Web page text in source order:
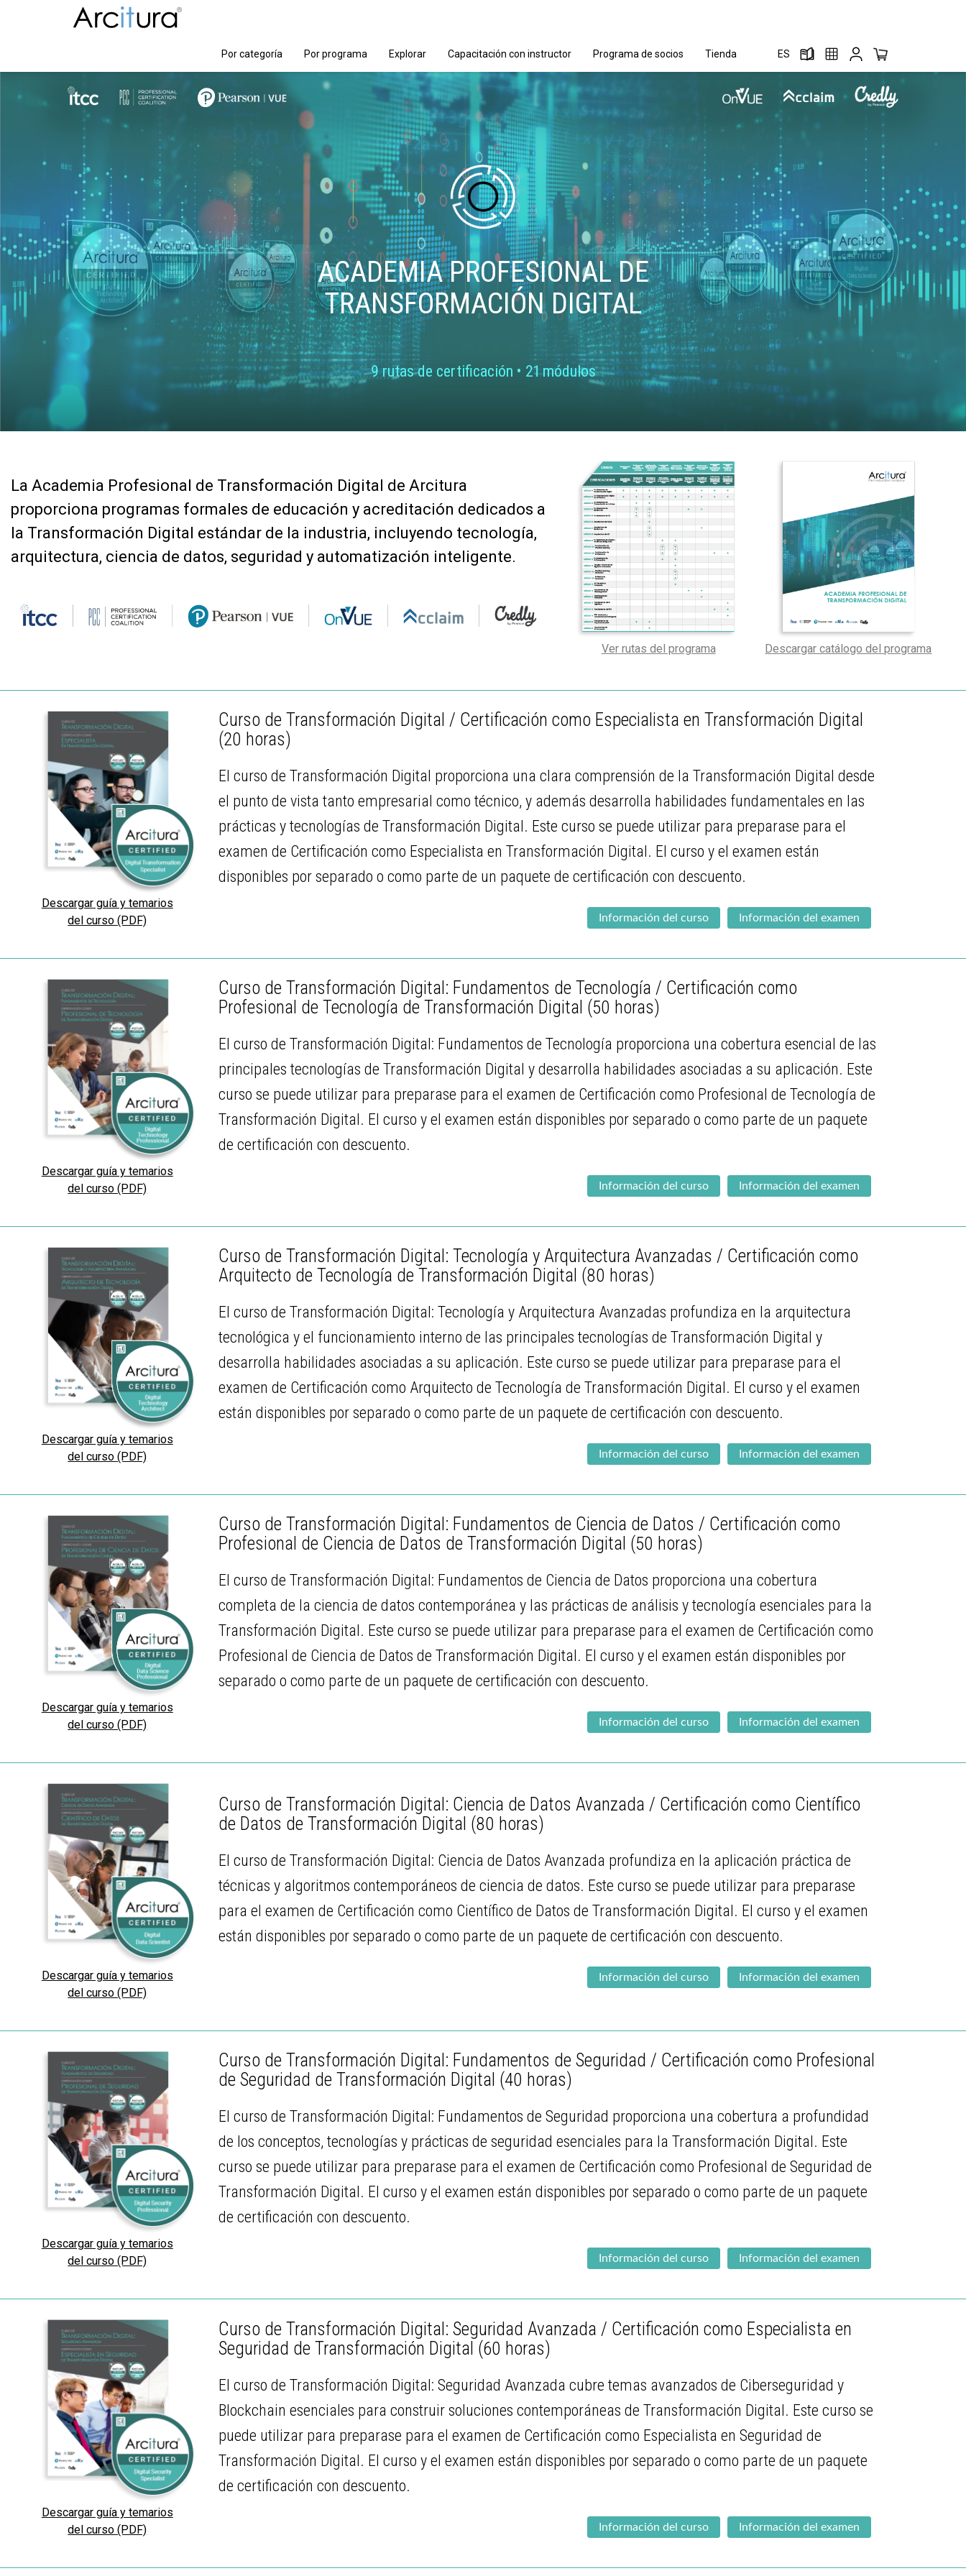
Por categoría Por programa Explorar Capacitación con instructor Programa de socios Tienda ES
ACADEMIA PROFESIONAL DE
TRANSFORMACIÓN DIGITAL
9 rutas de certificación • 21 módulos
La Academia Profesional de Transformación Digital de Arcitura
proporciona programas formales de educación y acreditación dedicados a
la Transformación Digital estándar de la industria, incluyendo tecnología,
arquitectura, ciencia de datos, seguridad y automatización inteligente.
Ver rutas del programa Descargar catálogo del programa
Descargar guía y temarios
del curso (PDF)
Curso de Transformación Digital / Certificación como Especialista en Transformación Digital
(20 horas)
El curso de Transformación Digital proporciona una clara comprensión de la Transformación Digital desde
el punto de vista tanto empresarial como técnico, y además desarrolla habilidades fundamentales en las
prácticas y tecnologías de Transformación Digital. Este curso se puede utilizar para preparase para el
examen de Certificación como Especialista en Transformación Digital. El curso y el examen están
disponibles por separado o como parte de un paquete de certificación con descuento.
Información del examen
Información del curso
Descargar guía y temarios
del curso (PDF)
Curso de Transformación Digital: Fundamentos de Tecnología / Certificación como
Profesional de Tecnología de Transformación Digital (50 horas)
El curso de Transformación Digital: Fundamentos de Tecnología proporciona una cobertura esencial de las
principales tecnologías de Transformación Digital y desarrolla habilidades asociadas a su aplicación. Este
curso se puede utilizar para preparase para el examen de Certificación como Profesional de Tecnología de
Transformación Digital. El curso y el examen están disponibles por separado o como parte de un paquete
de certificación con descuento.
Información del examen
Información del curso
Descargar guía y temarios
del curso (PDF)
Curso de Transformación Digital: Tecnología y Arquitectura Avanzadas / Certificación como
Arquitecto de Tecnología de Transformación Digital (80 horas)
El curso de Transformación Digital: Tecnología y Arquitectura Avanzadas profundiza en la arquitectura
tecnológica y el funcionamiento interno de las principales tecnologías de Transformación Digital y
desarrolla habilidades asociadas a su aplicación. Este curso se puede utilizar para preparase para el
examen de Certificación como Arquitecto de Tecnología de Transformación Digital. El curso y el examen
están disponibles por separado o como parte de un paquete de certificación con descuento.
Información del examen
Información del curso
Descargar guía y temarios
del curso (PDF)
Curso de Transformación Digital: Fundamentos de Ciencia de Datos / Certificación como
Profesional de Ciencia de Datos de Transformación Digital (50 horas)
El curso de Transformación Digital: Fundamentos de Ciencia de Datos proporciona una cobertura
completa de la ciencia de datos contemporánea y las prácticas de análisis y tecnología esenciales para la
Transformación Digital. Este curso se puede utilizar para preparase para el examen de Certificación como
Profesional de Ciencia de Datos de Transformación Digital. El curso y el examen están disponibles por
separado o como parte de un paquete de certificación con descuento.
Información del examen
Información del curso
Descargar guía y temarios
del curso (PDF)
Curso de Transformación Digital: Ciencia de Datos Avanzada / Certificación como Científico
de Datos de Transformación Digital (80 horas)
El curso de Transformación Digital: Ciencia de Datos Avanzada profundiza en la aplicación práctica de
técnicas y algoritmos contemporáneos de ciencia de datos. Este curso se puede utilizar para preparase
para el examen de Certificación como Científico de Datos de Transformación Digital. El curso y el examen
están disponibles por separado o como parte de un paquete de certificación con descuento.
Información del examen
Información del curso
Descargar guía y temarios
del curso (PDF)
Curso de Transformación Digital: Fundamentos de Seguridad / Certificación como Profesional
de Seguridad de Transformación Digital (40 horas)
El curso de Transformación Digital: Fundamentos de Seguridad proporciona una cobertura a profundidad
de los conceptos, tecnologías y prácticas de seguridad esenciales para la Transformación Digital. Este
curso se puede utilizar para preparase para el examen de Certificación como Profesional de Seguridad de
Transformación Digital. El curso y el examen están disponibles por separado o como parte de un paquete
de certificación con descuento.
Información del examen
Información del curso
Descargar guía y temarios
del curso (PDF)
Curso de Transformación Digital: Seguridad Avanzada / Certificación como Especialista en
Seguridad de Transformación Digital (60 horas)
El curso de Transformación Digital: Seguridad Avanzada cubre temas avanzados de Ciberseguridad y
Blockchain esenciales para construir soluciones contemporáneas de Transformación Digital. Este curso se
puede utilizar para preparase para el examen de Certificación como Especialista en Seguridad de
Transformación Digital. El curso y el examen están disponibles por separado o como parte de un paquete
de certificación con descuento.
Información del examen
Información del curso